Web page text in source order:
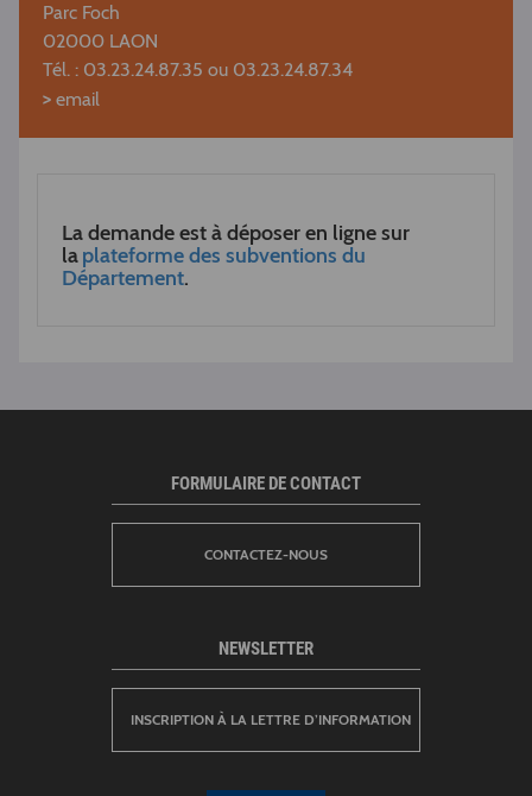
Parc Foch
02000 LAON
Tél. : 03.23.24.87.35 ou 03.23.24.87.34
> email
La demande est à déposer en ligne sur
laplateforme des subventions du
Département.
FORMULAIRE DE CONTACT
CONTACTEZ-NOUS
NEWSLETTER
INSCRIPTION À LA LETTRE D’INFORMATION